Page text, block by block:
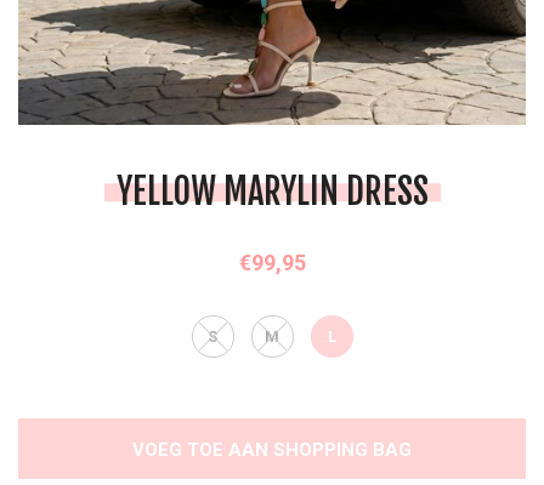
YELLOW MARYLIN DRESS
€99,95
S M L
VOEG TOE AAN SHOPPING BAG